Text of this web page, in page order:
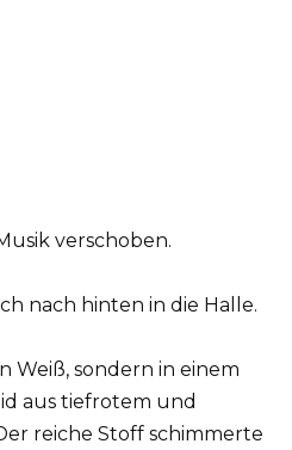
verschoben.
nach hinten in die Halle.
Weiß, sondern in einem
aus tiefrotem und
reiche Stoff schimmerte